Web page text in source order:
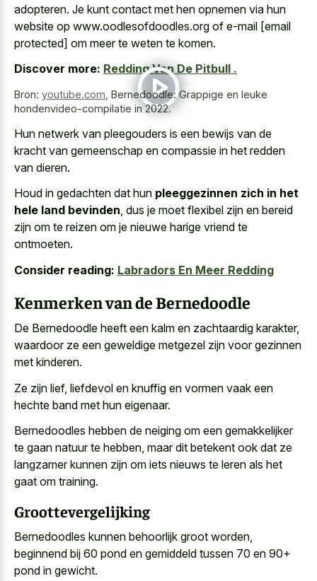
adopteren. Je kunt contact met hen opnemen via hun
website op www.oodlesofdoodles.org of e-mail [email
protected] om meer te weten te komen.
Discover more: Redding Van De Pitbull .
Bron: youtube.com, Bernedoodle: Grappige en leuke
hondenvideo-compilatie in 2022.
Hun netwerk van pleegouders is een bewijs van de
kracht van gemeenschap en compassie in het redden
van dieren.
Houd in gedachten dat hun pleeggezinnen zich in het
hele land bevinden, dus je moet flexibel zijn en bereid
zijn om te reizen om je nieuwe harige vriend te
ontmoeten.
Consider reading: Labradors En Meer Redding
Kenmerken van de Bernedoodle
De Bernedoodle heeft een kalm en zachtaardig karakter,
waardoor ze een geweldige metgezel zijn voor gezinnen
met kinderen.
Ze zijn lief, liefdevol en knuffig en vormen vaak een
hechte band met hun eigenaar.
Bernedoodles hebben de neiging om een gemakkelijker
te gaan natuur te hebben, maar dit betekent ook dat ze
langzamer kunnen zijn om iets nieuws te leren als het
gaat om training.
Groottevergelijking
Bernedoodles kunnen behoorlijk groot worden,
beginnend bij 60 pond en gemiddeld tussen 70 en 90+
pond in gewicht.